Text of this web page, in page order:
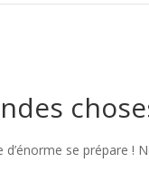
d’énorme se prépare !